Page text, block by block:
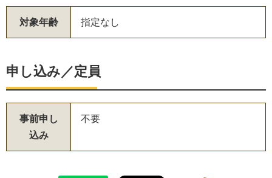
対象年齢 指定なし
申し込み／定員
事前申し
込み
不要